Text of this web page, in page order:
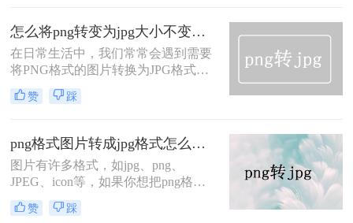
或优化存储空间，我们可能需要将
PNG图片转换为JPG格式。那么png怎
样转jpg呢？接下来，我将为大家介绍
四种高效且实用的PNG转JPG的方
法。
怎么将png转变为jpg大小不变？今天教会你4个方法！
在日常生活中，我们常常会遇到需要
将PNG格式的图片转换为JPG格式的
情况。PNG和JPG是常见的图片格
式，两者在特点和用途上有所不同。
等优势，适合用于保存图标、图形及
logo等；而JPG格式则以有损压缩为
主，适合用于保存照片、生活场景
等。那么怎么将png转变为jpg大小不
变呢？
赞 踩
png格式图片转成jpg格式怎么转？转换方法有三种！
图片有许多格式，如jpg、png、
JPEG、icon等，如果你想把png格式
图片转成jpg格式，很多人都会用ps来
做，如果没有安装，那就用ps了。图
赞 踩